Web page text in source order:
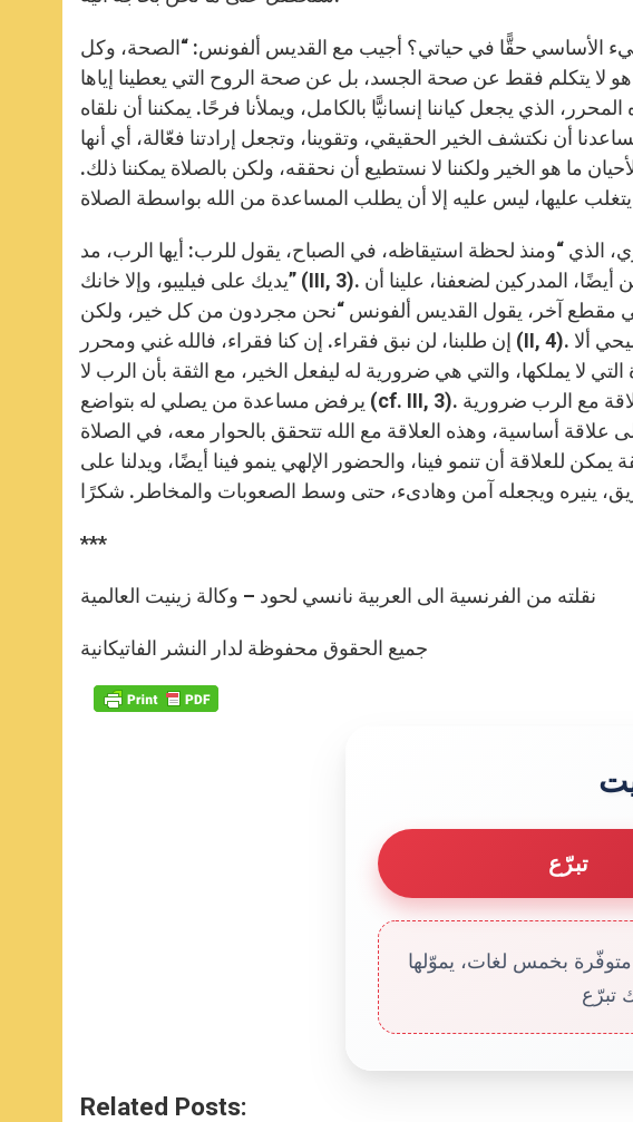
الأساسي حقًّا في حياتي؟ أجيب مع القديس ألفونس: “الصحة، وكل
هو لا يتكلم فقط عن صحة الجسد، بل عن صحة الروح التي يعطينا إياها
الذي يجعل كياننا إنسانيًّا بالكامل، ويملأنا فرحًا. يمكننا أن نلقاه
أن نكتشف الخير الحقيقي، وتقوينا، وتجعل إرادتنا فعّالة، أي أنها
ما هو الخير ولكننا لا نستطيع أن نحققه، ولكن بالصلاة يمكننا ذلك.
الذي “ومنذ لحظة استيقاظه، في الصباح، يقول للرب: أيها الرب، مد
يديك على فيليبو، وإلا خانك” (III, 3). وأي واقعية! إنه يطلب من الرب أن يمد يديه عليه. نحن أيضًا، المدركين لضعفنا، علينا أن
مقطع آخر، يقول القديس ألفونس “نحن مجردون من كل خير، ولكن
إن طلبنا، لن نبق فقراء. إن كنا فقراء، فالله غني ومحرر (II, 4). على غرار القديس أغسطينس، هو يدعو كل مسيحي ألا
لا يملكها، والتي هي ضرورية له ليفعل الخير، مع الثقة بأن الرب لا
يرفض مساعدة من يصلي له بتواضع (cf. III, 3). أصدقائي الأعزاء، يذكرنا القديس ألفونس بأن العلاقة مع الرب ضرورية
علاقة أساسية، وهذه العلاقة مع الله تتحقق بالحوار معه، في الصلاة
للعلاقة أن تنمو فينا، والحضور الإلهي ينمو فينا أيضًا، ويدلنا على
***
نقلته من الفرنسية الى العربية نانسي لحود – وكالة زينيت العالمية
جميع الحقوق محفوظة لدار النشر الفاتيكانية
تبرّع
بخمس لغات، يموّلها
تبرّع
Related Posts: